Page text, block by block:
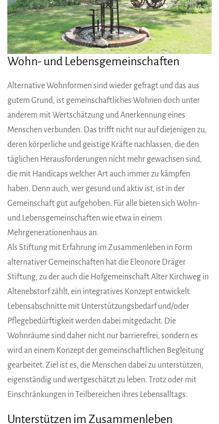
Wohn- und Lebensgemeinschaften
Alternative Wohnformen sind wieder gefragt und das aus
gutem Grund, ist gemeinschaftliches Wohnen doch unter
anderem mit Wertschätzung und Anerkennung eines
Menschen verbunden. Das trifft nicht nur auf diejenigen zu,
deren körperliche und geistige Kräfte nachlassen, die den
täglichen Herausforderungen nicht mehr gewachsen sind,
die mit Handicaps welcher Art auch immer zu kämpfen
haben. Denn auch, wer gesund und aktiv ist, ist in der
Gemeinschaft gut aufgehoben. Für alle bieten sich Wohn-
und Lebensgemeinschaften wie etwa in einem
Mehrgenerationenhaus an.
Als Stiftung mit Erfahrung im Zusammenleben in Form
alternativer Gemeinschaften hat die Eleonore Dräger
Stiftung, zu der auch die Hofgemeinschaft Alter Kirchweg in
Altenebstorf zählt, ein integratives Konzept entwickelt.
Lebensabschnitte mit Unterstützungsbedarf und/oder
Pflegebedürftigkeit werden dabei mitgedacht. Die
Wohnräume sind daher nicht nur barrierefrei, sondern es
wird an einem Konzept der gemeinschaftlichen Begleitung
gearbeitet. Ziel ist es, die Menschen dabei zu unterstützen,
eigenständig und wertgeschätzt zu leben. Trotz oder mit
Einschränkungen in Teilbereichen ihres Lebensalltags.
Unterstützen im Zusammenleben